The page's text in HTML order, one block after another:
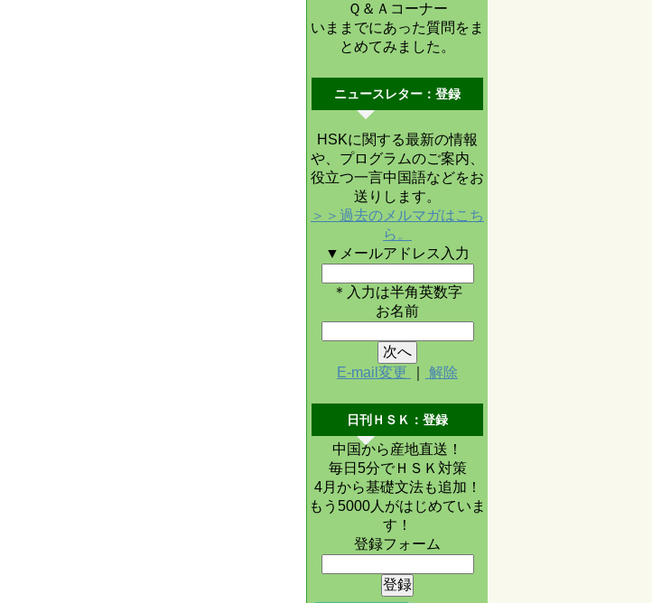
Ｑ＆Ａコーナー
いままでにあった質問をま
とめてみました。
ニュースレター：登録
HSKに関する最新の情報
や、プログラムのご案内、
役立つ一言中国語などをお
送りします。
＞＞過去のメルマガはこち
ら。
▼メールアドレス入力
＊入力は半角英数字
お名前
E-mail変更 解除
日刊ＨＳＫ：登録
中国から産地直送！
毎日5分でＨＳＫ対策
4月から基礎文法も追加！
もう5000人がはじめていま
す！
登録フォーム